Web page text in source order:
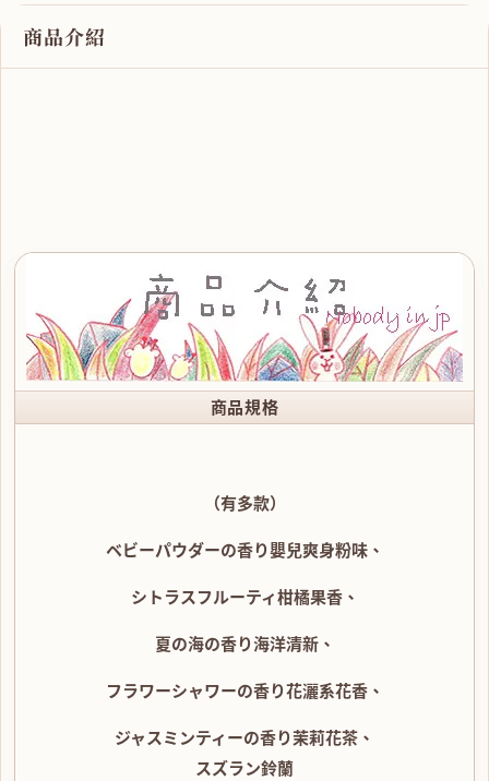
商品介紹
商品規格
（有多款）
ベビーパウダーの香り嬰兒爽身粉味、
シトラスフルーティ柑橘果香、
夏の海の香り海洋清新、
フラワーシャワーの香り花灑系花香、
ジャスミンティーの香り茉莉花茶、
スズラン鈴蘭